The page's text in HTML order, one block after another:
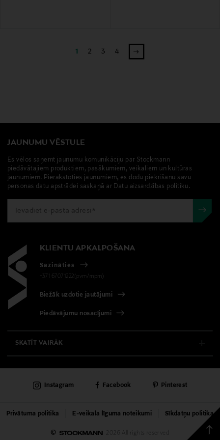
1 2 3 4
Back
to
JAUNUMU VĒSTULE
Es vēlos saņemt jaunumu komunikāciju par Stockmann
piedāvātajiem produktiem, pasākumiem, veikaliem un kultūras
jaunumiem. Pierakstoties jaunumiem, es dodu piekrišanu savu
personas datu apstrādei saskaņā ar Datu aizsardzības politiku.
KLIENTU APKALPOŠANA
Sazināties
+371 67071222(pvm/mpm)
Biežāk uzdotie jautājumi
Piedāvājumu nosacījumi
SKATĪT VAIRĀK
KLIENTU APKALPOŠANA
UNIVERSĀLVEIKALS
PAKALPOJUMI
© 2026 All rights reserved
Privātuma politika E-veikala līguma noteikumi Sīkdatņu politika
Instagram Facebook Pinterest